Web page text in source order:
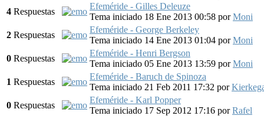
4 Respuestas
Efeméride - Gilles Deleuze
Tema iniciado 18 Ene 2013 00:58 porMoni
2 Respuestas
Efeméride - George Berkeley
Tema iniciado 14 Ene 2013 01:04 porMoni
0 Respuestas
Efeméride - Henri Bergson
Tema iniciado 05 Ene 2013 13:59 porMoni
1 Respuestas
Efeméride - Baruch de Spinoza
Tema iniciado 21 Feb 2011 17:32 por
0 Respuestas
Efeméride - Karl Popper
Tema iniciado 17 Sep 2012 17:16 porRafel